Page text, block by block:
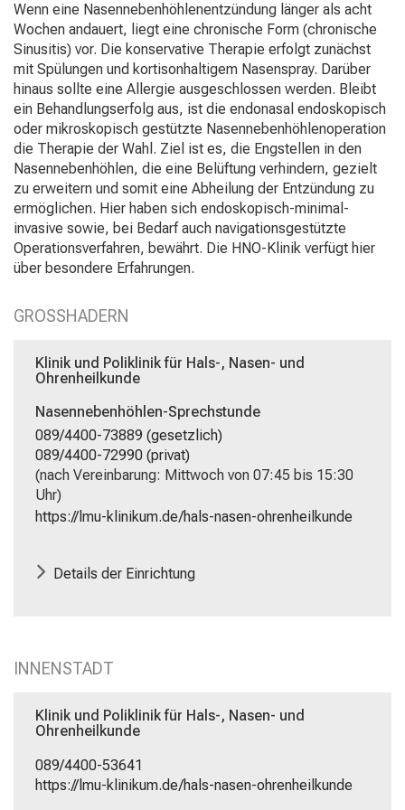
Wenn eine Nasennebenhöhlenentzündung länger als acht
Wochen andauert, liegt eine chronische Form (chronische
Sinusitis) vor. Die konservative Therapie erfolgt zunächst
mit Spülungen und kortisonhaltigem Nasenspray. Darüber
hinaus sollte eine Allergie ausgeschlossen werden. Bleibt
ein Behandlungserfolg aus, ist die endonasal endoskopisch
oder mikroskopisch gestützte Nasennebenhöhlenoperation
die Therapie der Wahl. Ziel ist es, die Engstellen in den
Nasennebenhöhlen, die eine Belüftung verhindern, gezielt
zu erweitern und somit eine Abheilung der Entzündung zu
ermöglichen. Hier haben sich endoskopisch-minimal-
invasive sowie, bei Bedarf auch navigationsgestützte
Operationsverfahren, bewährt. Die HNO-Klinik verfügt hier
über besondere Erfahrungen.
GROSSHADERN
Klinik und Poliklinik für Hals-, Nasen- und
Ohrenheilkunde
Nasennebenhöhlen-Sprechstunde
089/4400-73889 (gesetzlich)
089/4400-72990 (privat)
(nach Vereinbarung: Mittwoch von 07:45 bis 15:30
Uhr)
https://lmu-klinikum.de/hals-nasen-ohrenheilkunde
Details der Einrichtung
INNENSTADT
Klinik und Poliklinik für Hals-, Nasen- und
Ohrenheilkunde
089/4400-53641
https://lmu-klinikum.de/hals-nasen-ohrenheilkunde
tauschen
Sie
sich
mit
Kollegen
aus
und
lassen
Sie
sich
von
der
gelebten
–
unverbindlich
Anmeldung.
mehr Informationen
Schließen